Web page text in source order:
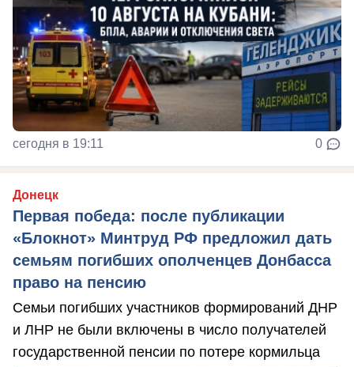
сегодня в 19:11 0
Донецк
Первая победа: после публикации
«Блокнот» Минтруд РФ предложил дать
семьям погибших ополченцев Донбасса
право на пенсию
Семьи погибших участников формирований ДНР
и ЛНР не были включены в число получателей
государственной пенсии по потере кормильца